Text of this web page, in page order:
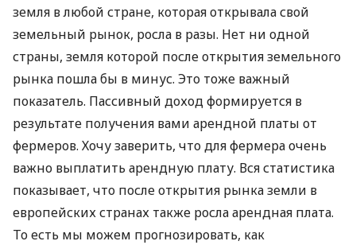
земля в любой стране, которая открывала свой
земельный рынок, росла в разы. Нет ни одной
страны, земля которой после открытия земельного
рынка пошла бы в минус. Это тоже важный
показатель. Пассивный доход формируется в
результате получения вами арендной платы от
фермеров. Хочу заверить, что для фермера очень
важно выплатить арендную плату. Вся статистика
показывает, что после открытия рынка земли в
европейских странах также росла арендная плата.
То есть мы можем прогнозировать, как